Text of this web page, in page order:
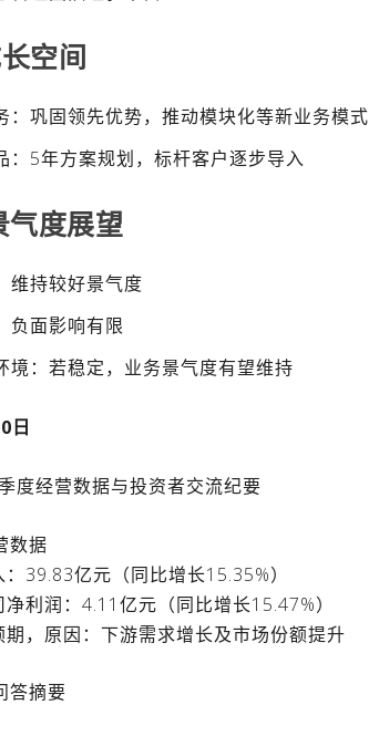
空间
：巩固领先优势，推动模块化等新业务模式
：5年方案规划，标杆客户逐步导入
气度展望
维持较好景气度
负面影响有限
境：若稳定，业务景气度有望维持
日
度经营数据与投资者交流纪要
数据
：39.83亿元（同比增长15.35%）
净利润：4.11亿元（同比增长15.47%）
期，原因：下游需求增长及市场份额提升
答摘要